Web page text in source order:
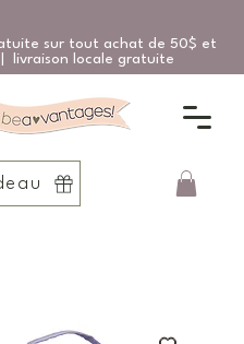
sur tout achat de 50$ et
livraison locale gratuite